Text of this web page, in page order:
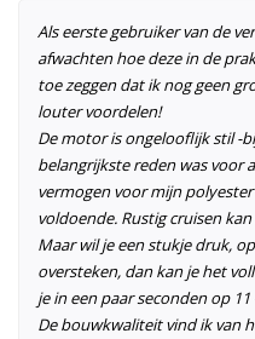
Als eerste gebruiker van de
afwachten hoe deze in de
toe zeggen dat ik nog geen
louter voordelen!
De motor is ongelooflijk stil -
belangrijkste reden was voor
vermogen voor mijn
voldoende. Rustig cruisen
Maar wil je een stukje druk,
oversteken, dan kan je het
je in een paar seconden op
De bouwkwaliteit vind ik van